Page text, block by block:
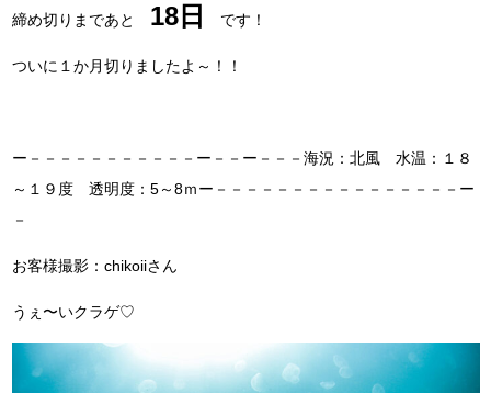
締め切りまであと 18日 です！
ついに１か月切りましたよ～！！
ー－－－－－－－－－－－ー－－ー－－－海況：北風 水温：１８
～１９度 透明度：5～8ｍー－－－－－－－－－－－－－－－－ー
－
お客様撮影：chikoiiさん
うぇ〜いクラゲ♡